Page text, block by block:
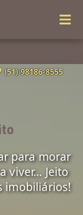
(51) 98186-8555
para morar
viver... Jeito
imobiliários!